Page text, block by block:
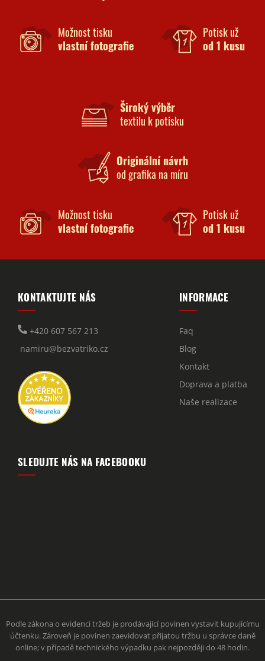
Možnost tisku
vlastní fotografie
Potisk už
od 1 kusu
Široký výběr
textilu k potisku
Originální návrh
od grafika na míru
Možnost tisku
vlastní fotografie
Potisk už
od 1 kusu
KONTAKTUJTE NÁS
+420 607 567 213
namiru@bezvatriko.cz
INFORMACE
Faq
Blog
Kontakt
Doprava a platba
Naše realizace
SLEDUJTE NÁS NA FACEBOOKU
Podle zákona o evidenci tržeb je prodávající povinen vystavit kupujícímu
účtenku. Zároveň je povinen zaevidovat přijatou tržbu u správce daně
online; v případě technického výpadku pak nejpozději do 48 hodin.